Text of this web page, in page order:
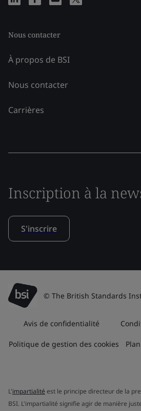
Nous contacter
À propos de BSI
Nous contacter
Carrières
Inscription à la
S'inscrire
© The British Standards
Avis de confidentialité
Politique de gestion des cookies
L'impartialité est le principe directeur de la
BSI. L'impartialité signifie agir de manière